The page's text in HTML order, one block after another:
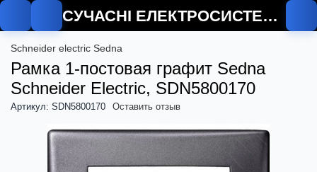
СУЧАСНІ ЕЛЕКТРОСИСТЕМИ
Schneider electric Sedna
Рамка 1-постовая графит Sedna
Schneider Electric, SDN5800170
Артикул: SDN5800170 Оставить отзыв